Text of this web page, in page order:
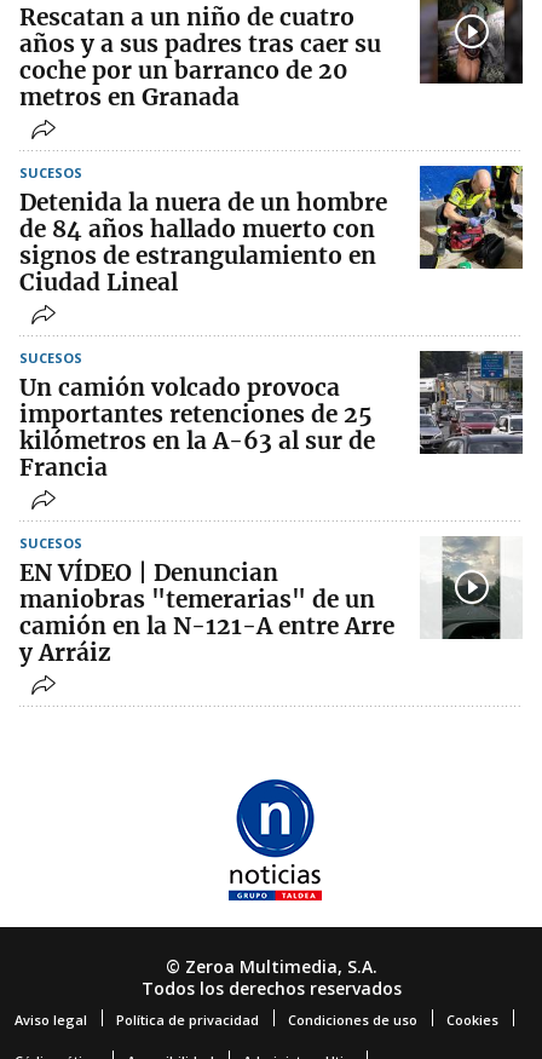
Rescatan a un niño de cuatro
años y a sus padres tras caer su
coche por un barranco de 20
metros en Granada
SUCESOS
Detenida la nuera de un hombre
de 84 años hallado muerto con
signos de estrangulamiento en
Ciudad Lineal
SUCESOS
Un camión volcado provoca
importantes retenciones de 25
kilómetros en la A-63 al sur de
Francia
SUCESOS
EN VÍDEO | Denuncian
maniobras "temerarias" de un
camión en la N-121-A entre Arre
y Arráiz
© Zeroa Multimedia, S.A.
Todos los derechos reservados
Aviso legal Política de privacidad Condiciones de uso Cookies